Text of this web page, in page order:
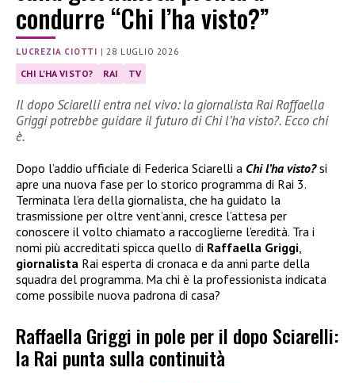
condurre “Chi l’ha visto?”
LUCREZIA CIOTTI | 28 LUGLIO 2026
CHI L'HA VISTO? RAI TV
Il dopo Sciarelli entra nel vivo: la giornalista Rai Raffaella
Griggi potrebbe guidare il futuro di Chi l’ha visto?. Ecco chi
è.
Dopo l’addio ufficiale di Federica Sciarelli a Chi l’ha visto?si
apre una nuova fase per lo storico programma di Rai 3.
Terminata l’era della giornalista, che ha guidato la
trasmissione per oltre vent’anni, cresce l’attesa per
conoscere il volto chiamato a raccoglierne l’eredità. Tra i
nomi più accreditati spicca quello di Raffaella Griggi,
giornalista Rai esperta di cronaca e da anni parte della
squadra del programma. Ma chi è la professionista indicata
come possibile nuova padrona di casa?
Raffaella Griggi in pole per il dopo Sciarelli:
la Rai punta sulla continuità